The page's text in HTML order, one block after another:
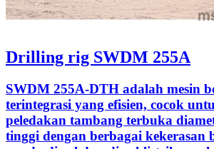
Drilling rig SWDM 255A
SWDM 255A-DTH adalah mesin
terintegrasi yang efisien, cocok
peledakan tambang terbuka
tinggi dengan berbagai kekerasan